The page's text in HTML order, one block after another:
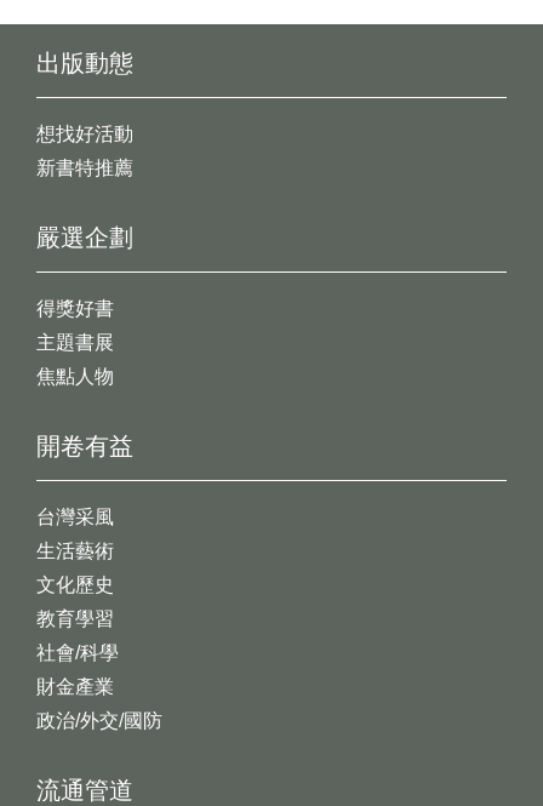
出版動態
想找好活動
新書特推薦
開卷有益
台灣采風
生活藝術
文化歷史
教育學習
社會/科學
財金產業
政治/外交/國防
嚴選企劃
得獎好書
主題書展
焦點人物
流通管道